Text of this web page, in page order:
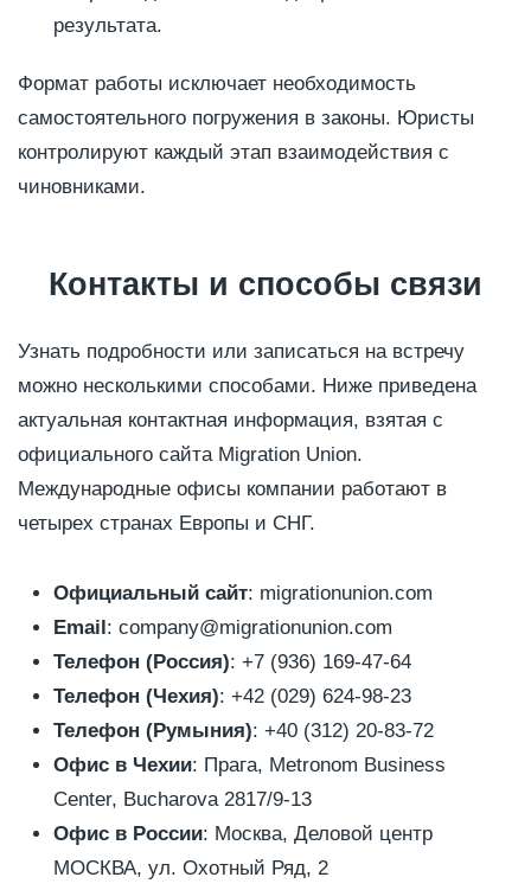
результата.
Формат работы исключает необходимость
самостоятельного погружения в законы. Юристы
контролируют каждый этап взаимодействия с
чиновниками.
Контакты и способы связи
Узнать подробности или записаться на встречу
можно несколькими способами. Ниже приведена
актуальная контактная информация, взятая с
официального сайта Migration Union.
Международные офисы компании работают в
четырех странах Европы и СНГ.
Официальный сайт: migrationunion.com
Email: company@migrationunion.com
Телефон (Россия): +7 (936) 169-47-64
Телефон (Чехия): +42 (029) 624-98-23
Телефон (Румыния): +40 (312) 20-83-72
Офис в Чехии: Прага, Metronom Business
Center, Bucharova 2817/9-13
Офис в России: Москва, Деловой центр
МОСКВА, ул. Охотный Ряд, 2